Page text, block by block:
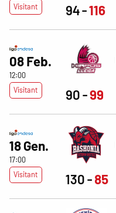
Visitant
94 116
08 Feb.
12:00
Visitant
90 99
18 Gen.
17:00
Visitant
130 85